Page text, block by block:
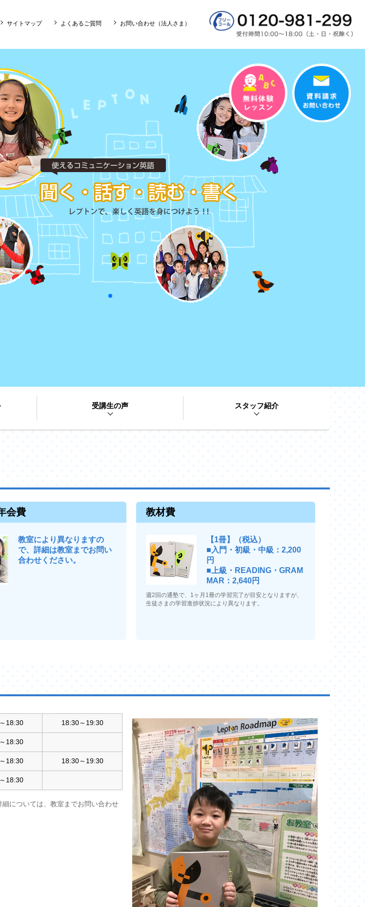
サイトマップ よくあるご質問 お問い合わせ（法人さま）
受講生の声 スタッフ紹介
会費
教室により異なりますの
で、詳細は教室までお問い
合わせください。
教材費
【1冊】（税込）
■入門・初級・中級：2,200
円
■上級・READING・GRAM
MAR：2,640円
週2回の通塾で、1ヶ月1冊の学習完了が目安となりますが、
生徒さまの学習進捗状況により異なります。
18:30 18:30～19:30
18:30
18:30 18:30～19:30
18:30
については、教室までお問い合わせ